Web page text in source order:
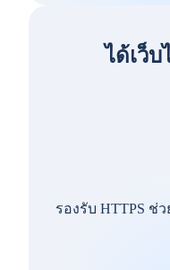
ได้เว็
รองรับ HTTPS